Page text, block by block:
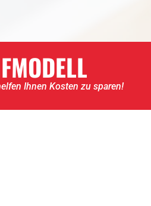
Ihnen Kosten zu sparen!